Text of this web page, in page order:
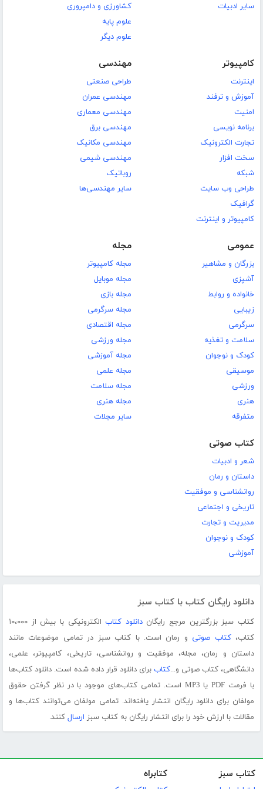
سایر ادبیات
کشاورزی و دامپروری
علوم پایه
علوم دیگر
کامپیوتر
اینترنت
آموزش و ترفند
امنیت
برنامه نویسی
تجارت الکترونیک
سخت افزار
شبکه
طراحی وب سایت
گرافیک
کامپیوتر و اینترنت
مهندسی
طراحی صنعتی
مهندسی عمران
مهندسی معماری
مهندسی برق
مهندسی مکانیک
مهندسی شیمی
روباتیک
سایر مهندسی‌ها
عمومی
بزرگان و مشاهیر
آشپزی
خانواده و روابط
زیبایی
سرگرمی
سلامت و تغذیه
کودک و نوجوان
موسیقی
ورزشی
هنری
متفرقه
مجله
مجله کامپیوتر
مجله موبایل
مجله بازی
مجله سرگرمی
مجله اقتصادی
مجله ورزشی
مجله آموزشی
مجله علمی
مجله سلامت
مجله هنری
سایر مجلات
کتاب صوتی
شعر و ادبیات
داستان و رمان
روانشناسی و موفقیت
تاریخی و اجتماعی
مدیریت و تجارت
کودک و نوجوان
آموزشی
دانلود رایگان کتاب با کتاب سبز
کتاب سبز بزرگترین مرجع رایگاندانلود کتاب
الکترونیکی با بیش از ۱۰،۰۰۰
کتاب،کتاب صوتی و رمان است. با کتاب سبز در تمامی موضوعات مانند
داستان و رمان، مجله، موفقیت و روانشناسی، تاریخی، کامپیوتر، علمی،
دانشگاهی، کتاب صوتی و...کتاب برای دانلود قرار داده شده است. دانلود کتاب‌ها
با فرمت PDF یا MP3 است. تمامی کتاب‌های موجود با در نظر گرفتن حقوق
مولفان برای دانلود رایگان انتشار یافته‌اند. تمامی مولفان می‌توانند کتاب‌ها و
مقالات با ارزش خود را برای انتشار رایگان به کتاب سبز ارسال کنند.
کتاب سبز کتابراه